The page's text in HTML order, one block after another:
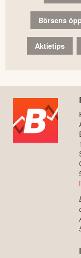
Börsens
Aktietips